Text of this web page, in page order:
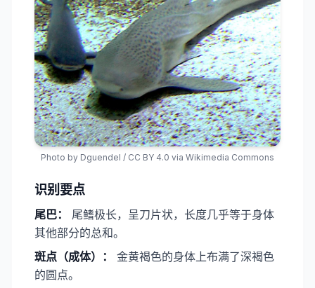
Photo by Dguendel / CC BY 4.0 via Wikimedia Commons
识别要点
尾巴：
尾鳍极长，呈刀片状，长度几乎等于身体
其他部分的总和。
​斑点（成体）：
金黄褐色的身体上布满了深褐色
的圆点。